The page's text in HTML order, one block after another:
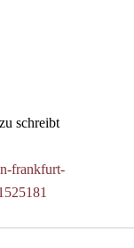
schreibt
frankfurt-